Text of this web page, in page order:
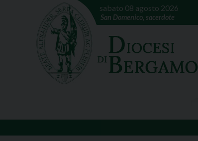
sabato 08 agosto 2026
San Domenico, sacerdote